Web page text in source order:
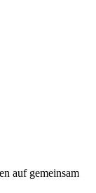
auf gemeinsam